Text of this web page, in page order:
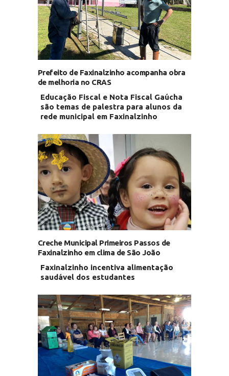
Prefeito de Faxinalzinho acompanha obra
de melhoria no CRAS
Educação Fiscal e Nota Fiscal Gaúcha
são temas de palestra para alunos da
rede municipal em Faxinalzinho
Creche Municipal Primeiros Passos de
Faxinalzinho em clima de São João
Faxinalzinho incentiva alimentação
saudável dos estudantes